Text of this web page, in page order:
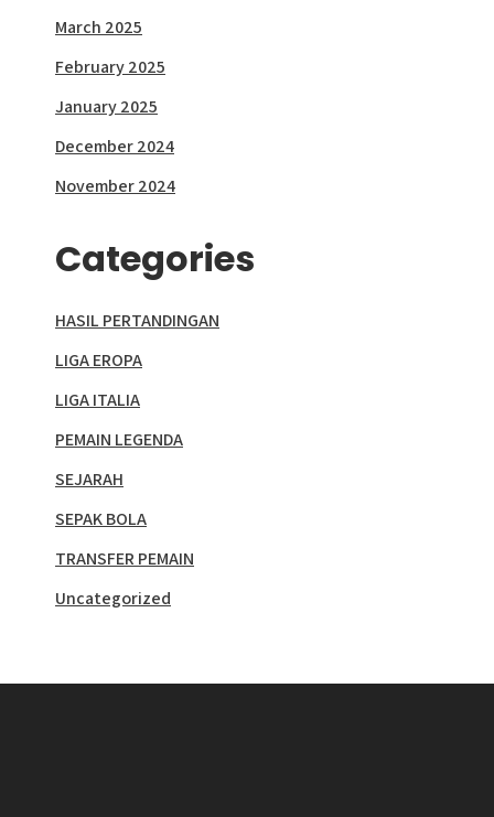
March 2025
February 2025
January 2025
December 2024
November 2024
Categories
HASIL PERTANDINGAN
LIGA EROPA
LIGA ITALIA
PEMAIN LEGENDA
SEJARAH
SEPAK BOLA
TRANSFER PEMAIN
Uncategorized